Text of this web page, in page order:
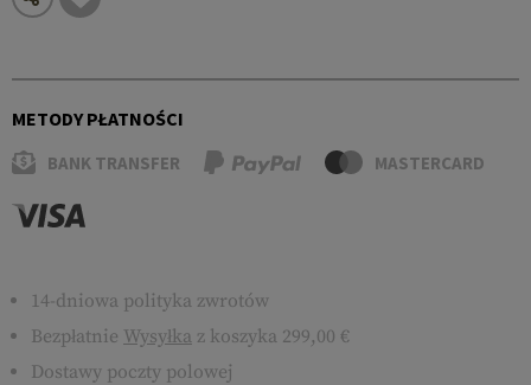
METODY PŁATNOŚCI
BANK TRANSFER MASTERCARD
14-dniowa polityka zwrotów
Bezpłatnie Wysyłka z koszyka 299,00 €
Dostawy poczty polowej